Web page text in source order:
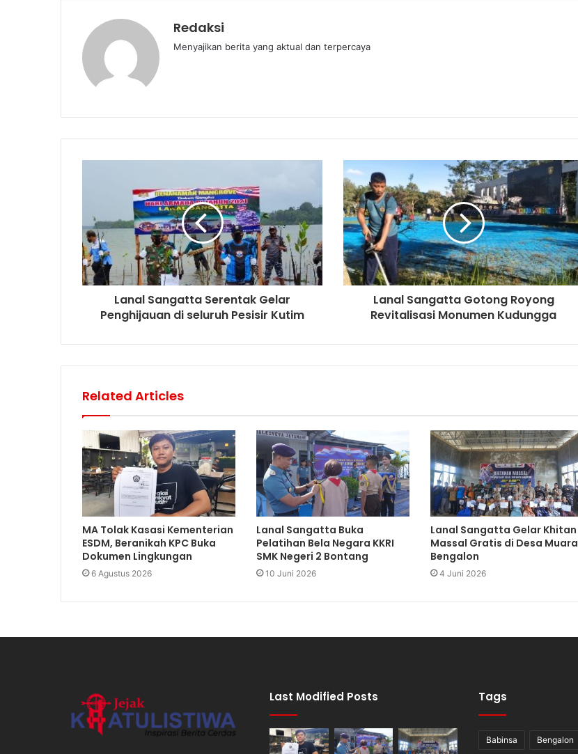
Redaksi
Menyajikan berita yang aktual dan terpercaya
Lanal Sangatta Serentak Gelar
Penghijauan di seluruh Pesisir Kutim
Lanal Sangatta Gotong Royong
Revitalisasi Monumen Kudungga
Related Articles
MA Tolak Kasasi Kementerian
ESDM, Beranikah KPC Buka
Dokumen Lingkungan
6 Agustus 2026
Lanal Sangatta Buka
Pelatihan Bela Negara KKRI
SMK Negeri 2 Bontang
10 Juni 2026
Lanal Sangatta Gelar Khitan
Massal Gratis di Desa Muara
Bengalon
4 Juni 2026
Last Modified Posts Tags
Babinsa Bengalon